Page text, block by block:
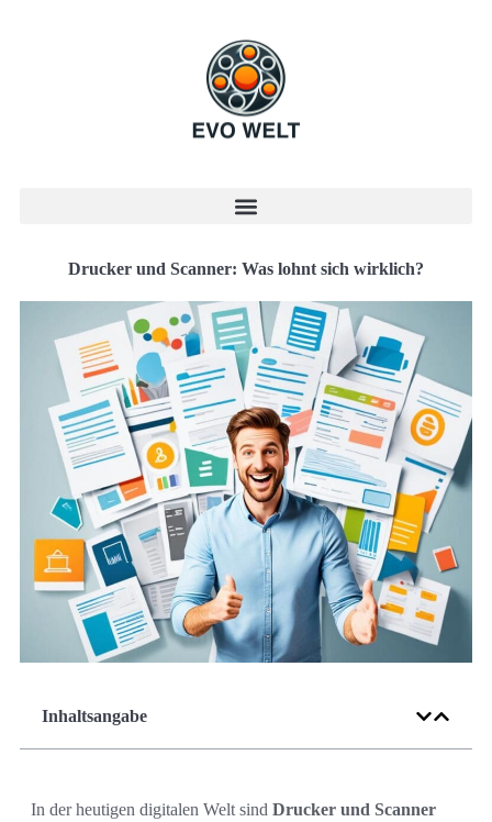
Drucker und Scanner: Was lohnt sich wirklich?
Inhaltsangabe
In der heutigen digitalen Welt sind Drucker und Scanner